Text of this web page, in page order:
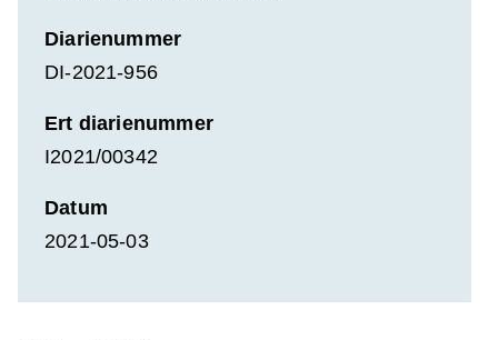
Diarienummer
DI-2021-956
Ert diarienummer
I2021/00342
Datum
2021-05-03